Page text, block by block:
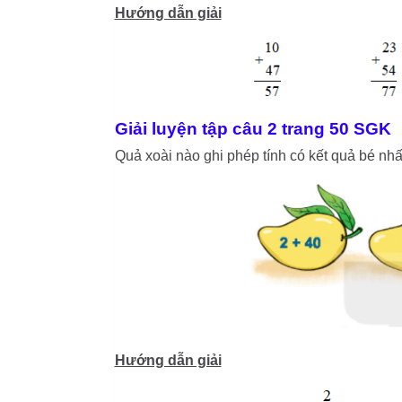
Hướng dẫn giải
Giải luyện tập câu 2 trang 50 SGK
Quả xoài nào ghi phép tính có kết quả bé
Hướng dẫn giải